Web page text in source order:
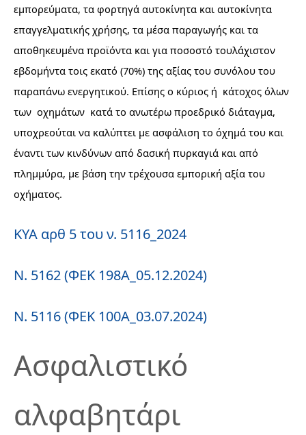
εμπορεύματα, τα φορτηγά αυτοκίνητα και αυτοκίνητα
επαγγελματικής χρήσης, τα μέσα παραγωγής και τα
αποθηκευμένα προϊόντα και για ποσοστό τουλάχιστον
εβδομήντα τοις εκατό (70%) της αξίας του συνόλου του
παραπάνω ενεργητικού. Επίσης ο κύριος ή κάτοχος όλων
των οχημάτων κατά το ανωτέρω προεδρικό διάταγμα,
υποχρεούται να καλύπτει με ασφάλιση το όχημά του και
έναντι των κινδύνων από δασική πυρκαγιά και από
πλημμύρα, με βάση την τρέχουσα εμπορική αξία του
οχήματος.
ΚΥΑ αρθ 5 του ν. 5116_2024
Ν. 5162 (ΦΕΚ 198Α_05.12.2024)
Ν. 5116 (ΦΕΚ 100Α_03.07.2024)
Ασφαλιστικό
αλφαβητάρι